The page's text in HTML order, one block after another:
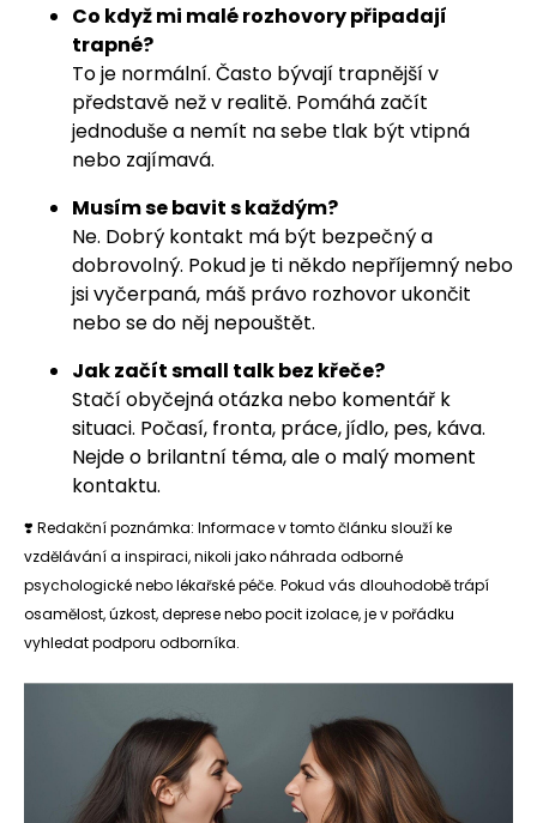
Co když mi malé rozhovory připadají
trapné?
To je normální. Často bývají trapnější v
představě než v realitě. Pomáhá začít
jednoduše a nemít na sebe tlak být vtipná
nebo zajímavá.
Musím se bavit s každým?
Ne. Dobrý kontakt má být bezpečný a
dobrovolný. Pokud je ti někdo nepříjemný nebo
jsi vyčerpaná, máš právo rozhovor ukončit
nebo se do něj nepouštět.
Jak začít small talk bez křeče?
Stačí obyčejná otázka nebo komentář k
situaci. Počasí, fronta, práce, jídlo, pes, káva.
Nejde o brilantní téma, ale o malý moment
kontaktu.
❣️ Redakční poznámka: Informace v tomto článku slouží ke
vzdělávání a inspiraci, nikoli jako náhrada odborné
psychologické nebo lékařské péče. Pokud vás dlouhodobě trápí
osamělost, úzkost, deprese nebo pocit izolace, je v pořádku
vyhledat podporu odborníka.